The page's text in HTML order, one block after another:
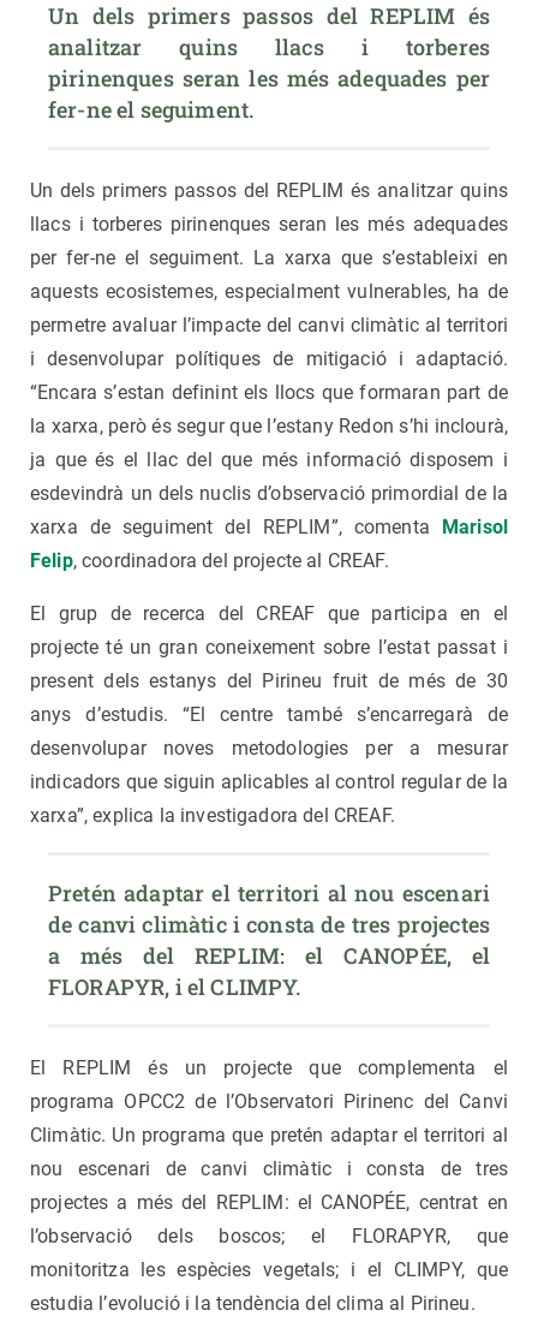
Un dels primers passos del REPLIM és
analitzar quins llacs i torberes
pirinenques seran les més adequades per
fer-ne el seguiment.
Un dels primers passos del REPLIM és analitzar quins
llacs i torberes pirinenques seran les més adequades
per fer-ne el seguiment. La xarxa que s’estableixi en
aquests ecosistemes, especialment vulnerables, ha de
permetre avaluar l’impacte del canvi climàtic al territori
i desenvolupar polítiques de mitigació i adaptació.
“Encara s’estan definint els llocs que formaran part de
la xarxa, però és segur que l’estany Redon s’hi inclourà,
ja que és el llac del que més informació disposem i
esdevindrà un dels nuclis d’observació primordial de la
xarxa de seguiment del REPLIM”, comenta Marisol
Felip, coordinadora del projecte al CREAF.
El grup de recerca del CREAF que participa en el
projecte té un gran coneixement sobre l’estat passat i
present dels estanys del Pirineu fruit de més de 30
anys d’estudis. “El centre també s’encarregarà de
desenvolupar noves metodologies per a mesurar
indicadors que siguin aplicables al control regular de la
xarxa”, explica la investigadora del CREAF.
Pretén adaptar el territori al nou escenari
de canvi climàtic i consta de tres projectes
a més del REPLIM: el CANOPÉE, el
FLORAPYR, i el CLIMPY.
El REPLIM és un projecte que complementa el
programa OPCC2 de l’Observatori Pirinenc del Canvi
Climàtic. Un programa que pretén adaptar el territori al
nou escenari de canvi climàtic i consta de tres
projectes a més del REPLIM: el CANOPÉE, centrat en
l’observació dels boscos; el FLORAPYR, que
monitoritza les espècies vegetals; i el CLIMPY, que
estudia l’evolució i la tendència del clima al Pirineu.